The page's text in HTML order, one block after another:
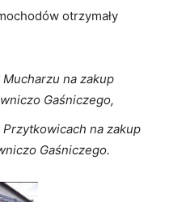
otrzymały
na zakup
Gaśniczego,
na zakup
Gaśniczego.